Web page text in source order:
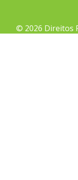
© 2026 Direitos